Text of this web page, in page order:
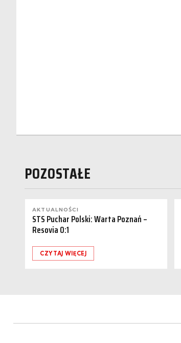
POZOSTAŁE
AKTUALNOŚCI
STS Puchar Polski: Warta Poznań –
Resovia 0:1
CZYTAJ WIĘCEJ